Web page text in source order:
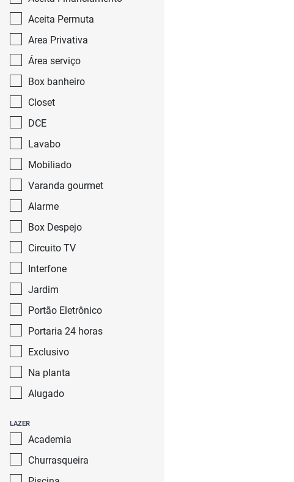
Aceita Permuta
Area Privativa
Área serviço
Box banheiro
Closet
DCE
Lavabo
Mobiliado
Varanda gourmet
Alarme
Box Despejo
Circuito TV
Interfone
Jardim
Portão Eletrônico
Portaria 24 horas
Exclusivo
Na planta
Alugado
LAZER
Academia
Churrasqueira